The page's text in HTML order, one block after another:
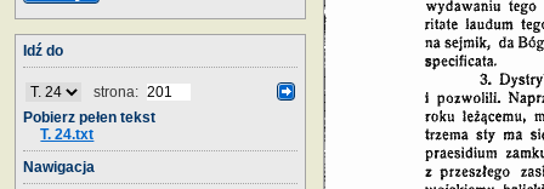
Idź do
strona:
Pobierz pełen tekst
T. 24.txt
Nawigacja